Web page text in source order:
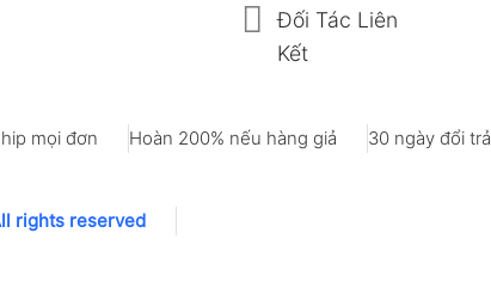
Đối Tác Liên
Kết
mọi đơn Hoàn 200% nếu hàng giả 30 ngày đổi trả
rights reserved